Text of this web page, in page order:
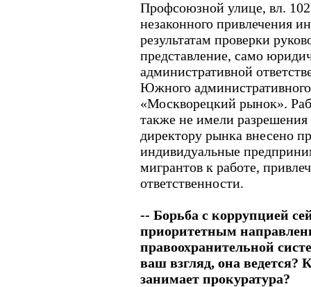
Профсоюзной улице, вл.
незаконного привлечения
результатам проверки
представление, само
административной
Южного
«Москворецкий рынок».
также не имели разрешения
директору рынка внесено
индивидуальные
мигрантов к работе,
ответственности.
-- Борьба с коррупцией
приоритетным
правоохранительной
ваш взгляд, она ведется?
занимает прокуратура?